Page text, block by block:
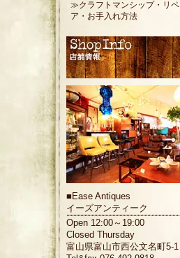
≫クラフトマンシップ・リペ
ア・お手入れ方法
■ Ease Antiques
イーズアンティーク
Open 12:00～19:00
Closed Thursday
富山県富山市西公文名町5-1